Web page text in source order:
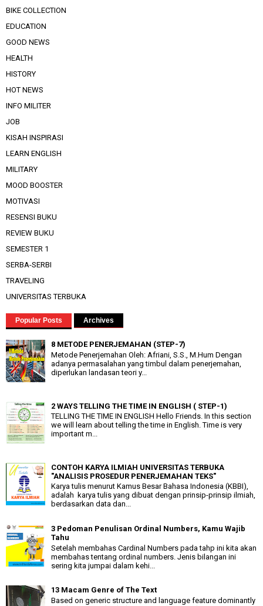
BIKE COLLECTION
EDUCATION
GOOD NEWS
HEALTH
HISTORY
HOT NEWS
INFO MILITER
JOB
KISAH INSPIRASI
LEARN ENGLISH
MILITARY
MOOD BOOSTER
MOTIVASI
RESENSI BUKU
REVIEW BUKU
SEMESTER 1
SERBA-SERBI
TRAVELING
UNIVERSITAS TERBUKA
Popular Posts Archives
8 METODE PENERJEMAHAN (STEP-7)
Metode Penerjemahan Oleh: Afriani, S.S., M.Hum Dengan
adanya permasalahan yang timbul dalam penerjemahan,
diperlukan landasan teori y...
2 WAYS TELLING THE TIME IN ENGLISH ( STEP-1)
TELLING THE TIME IN ENGLISH Hello Friends. In this section
we will learn about telling the time in English. Time is very
important m...
CONTOH KARYA ILMIAH UNIVERSITAS TERBUKA
"ANALISIS PROSEDUR PENERJEMAHAN TEKS"
Karya tulis menurut Kamus Besar Bahasa Indonesia (KBBI),
adalah karya tulis yang dibuat dengan prinsip-prinsip ilmiah,
berdasarkan data dan...
3 Pedoman Penulisan Ordinal Numbers, Kamu Wajib
Tahu
Setelah membahas Cardinal Numbers pada tahp ini kita akan
membahas tentang ordinal numbers. Jenis bilangan ini
sering kita jumpai dalam kehi...
13 Macam Genre of The Text
Based on generic structure and language feature dominantly